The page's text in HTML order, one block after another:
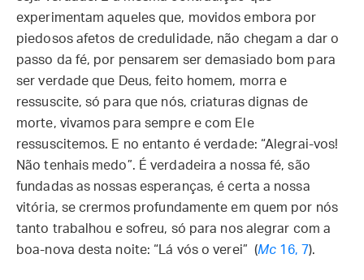
experimentam aqueles que, movidos embora por
piedosos afetos de credulidade, não chegam a dar o
passo da fé, por pensarem ser demasiado bom para
ser verdade que Deus, feito homem, morra e
ressuscite, só para que nós, criaturas dignas de
morte, vivamos para sempre e com Ele
ressuscitemos. E no entanto é verdade: “Alegrai-vos!
Não tenhais medo”. É verdadeira a nossa fé, são
fundadas as nossas esperanças, é certa a nossa
vitória, se crermos profundamente em quem por nós
tanto trabalhou e sofreu, só para nos alegrar com a
boa-nova desta noite: “Lá vós o verei” (Mc 16, 7).